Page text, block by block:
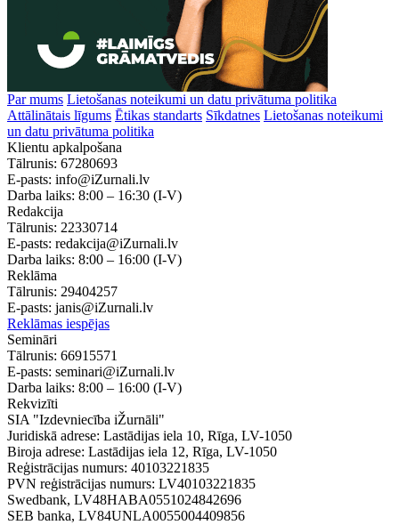
Par mums Lietošanas noteikumi un datu privātuma politika
Attālinātais līgums Ētikas standarts Sīkdatnes Lietošanas noteikumi
un datu privātuma politika
Klientu apkalpošana
Tālrunis: 67280693
E-pasts: info@iZurnali.lv
Darba laiks: 8:00 – 16:30 (I-V)
Redakcija
Tālrunis: 22330714
E-pasts: redakcija@iZurnali.lv
Darba laiks: 8:00 – 16:00 (I-V)
Reklāma
Tālrunis: 29404257
E-pasts: janis@iZurnali.lv
Reklāmas iespējas
Semināri
Tālrunis: 66915571
E-pasts: seminari@iZurnali.lv
Darba laiks: 8:00 – 16:00 (I-V)
Rekvizīti
SIA "Izdevniecība iŽurnāli"
Juridiskā adrese: Lastādijas iela 10, Rīga, LV-1050
Biroja adrese: Lastādijas iela 12, Rīga, LV-1050
Reģistrācijas numurs: 40103221835
PVN reģistrācijas numurs: LV40103221835
Swedbank, LV48HABA0551024842696
SEB banka, LV84UNLA0055004409856